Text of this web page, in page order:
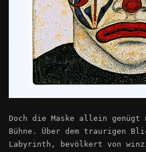
Doch die Maske allein
Bühne. Über dem traurigen
Labyrinth, bevölkert von